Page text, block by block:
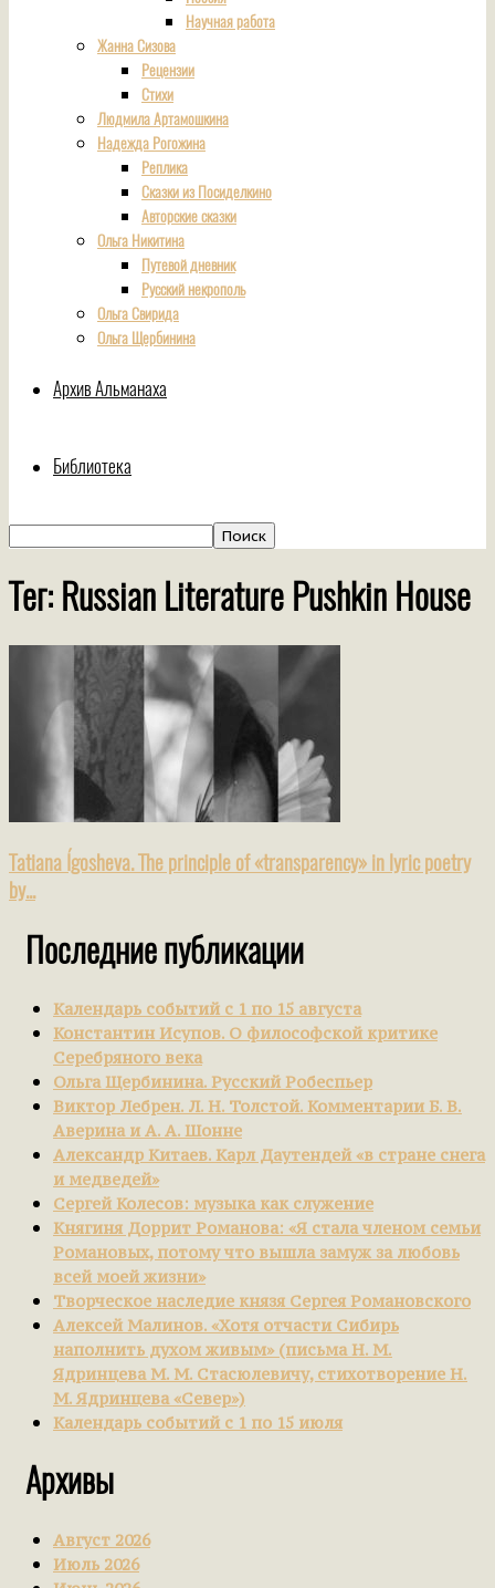
Научная работа
Жанна Сизова
Рецензии
Стихи
Людмила Артамошкина
Надежда Рогожина
Реплика
Сказки из Посиделкино
Авторские сказки
Ольга Никитина
Путевой дневник
Русский некрополь
Ольга Свирида
Ольга Щербинина
Архив Альманаха
Библиотека
Тег: Russian Literature Pushkin House
Tatiana Ígosheva. The principle of «transparency» in lyric poetry
by...
Последние публикации
Календарь событий с 1 по 15 августа
Константин Исупов. О философской критике
Серебряного века
Ольга Щербинина. Русский Робеспьер
Виктор Лебрен. Л. Н. Толстой. Комментарии Б. В.
Аверина и А. А. Шонне
Александр Китаев. Карл Даутендей «в стране снега
и медведей»
Сергей Колесов: музыка как служение
Княгиня Доррит Романова: «Я стала членом семьи
Романовых, потому что вышла замуж за любовь
всей моей жизни»
Творческое наследие князя Сергея Романовского
Алексей Малинов. «Хотя отчасти Сибирь
наполнить духом живым» (письма Н. М.
Ядринцева М. М. Стасюлевичу, стихотворение Н.
М. Ядринцева «Север»)
Календарь событий с 1 по 15 июля
Архивы
Август 2026
Июль 2026